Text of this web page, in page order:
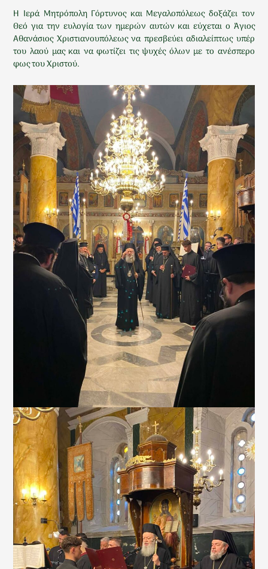
Η Ιερά Μητρόπολη Γόρτυνος και Μεγαλοπόλεως δοξάζει τον
Θεό για την ευλογία των ημερών αυτών και εύχεται ο Άγιος
Αθανάσιος Χριστιανουπόλεως να πρεσβεύει αδιαλείπτως υπέρ
του λαού μας και να φωτίζει τις ψυχές όλων με το ανέσπερο
φως του Χριστού.